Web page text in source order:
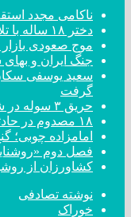
ناکامی مجدد
دختر ‌۱۸‌ ‌ساله‌ با تلاش پلیس کرج از خودکشی منصرف شد
موج صعودی
جنگ ایران و
سعید یوسفی
گرفت
حریق ۳ سوله در شهرک صنعتی شمس‌آباد با ۲۶ مصدوم
۱۸ مصدوم در حادثه انفجار در شهرک شمس‌آباد
امامزاده چوبی؛
فصل دوم
کشاورزان از
نوشته تصادفی
خوراک